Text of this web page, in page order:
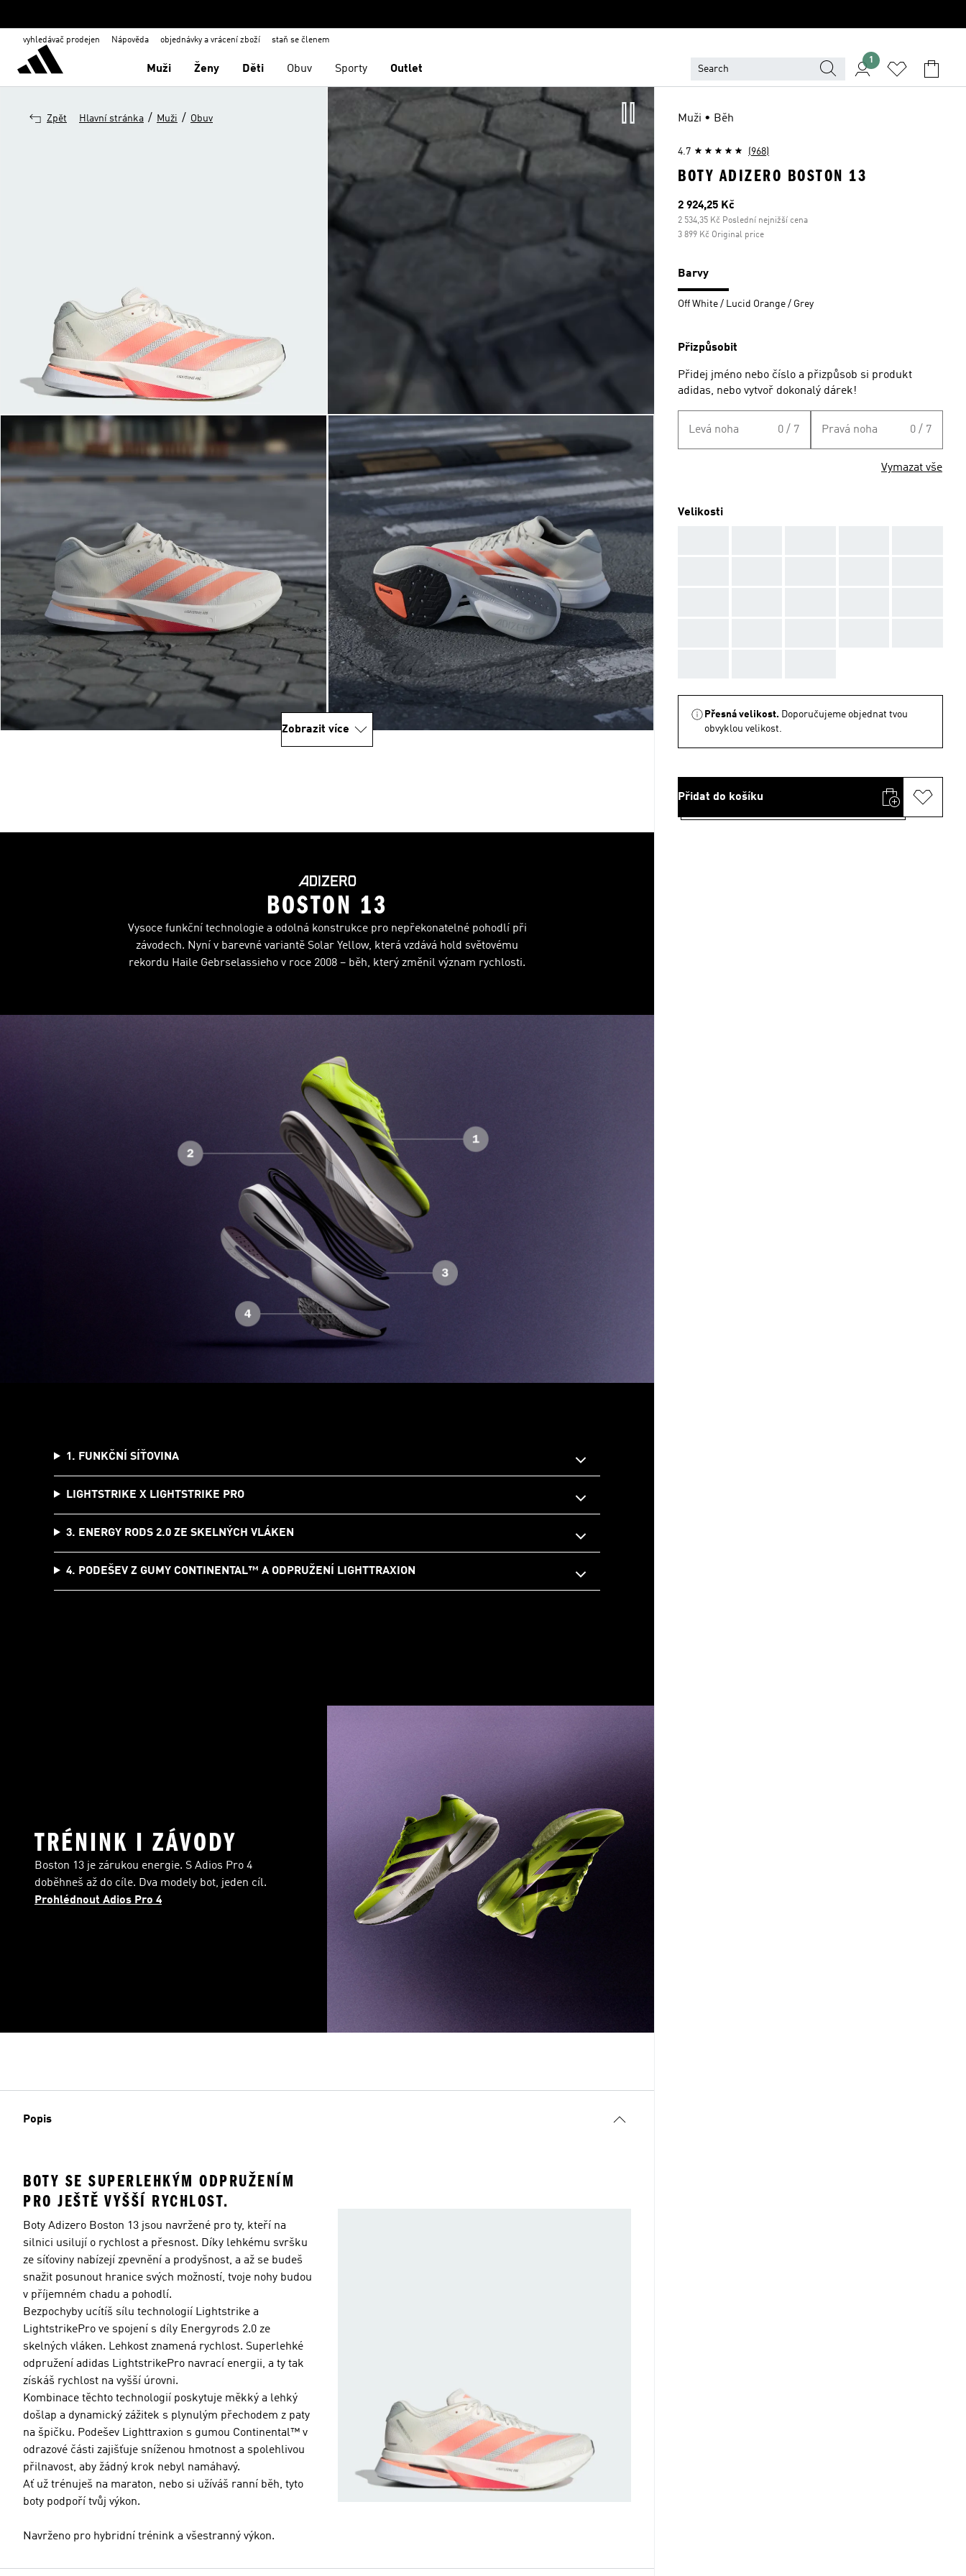
vyhledávač prodejen Nápověda objednávky a vrácení zboží staň se členem
Muži Ženy Děti Obuv Sporty Outlet
1
Zpět Hlavní stránka / Muži / Obuv
Zobrazit více
BOSTON 13
Vysoce funkční technologie a odolná konstrukce pro nepřekonatelné pohodlí při
závodech. Nyní v barevné variantě Solar Yellow, která vzdává hold světovému
rekordu Haile Gebrselassieho v roce 2008 – běh, který změnil význam rychlosti.
1. FUNKČNÍ SÍŤOVINA
LIGHTSTRIKE X LIGHTSTRIKE PRO
3. ENERGY RODS 2.0 ZE SKELNÝCH VLÁKEN
4. PODEŠEV Z GUMY CONTINENTAL™ A ODPRUŽENÍ LIGHTTRAXION
TRÉNINK I ZÁVODY
Boston 13 je zárukou energie. S Adios Pro 4
doběhneš až do cíle. Dva modely bot, jeden cíl.
Prohlédnout Adios Pro 4
Popis
BOTY SE SUPERLEHKÝM ODPRUŽENÍM
PRO JEŠTĚ VYŠŠÍ RYCHLOST.
Boty Adizero Boston 13 jsou navržené pro ty, kteří na
silnici usilují o rychlost a přesnost. Díky lehkému svršku
ze síťoviny nabízejí zpevnění a prodyšnost, a až se budeš
snažit posunout hranice svých možností, tvoje nohy budou
v příjemném chadu a pohodlí.
Bezpochyby ucítíš sílu technologií Lightstrike a
LightstrikePro ve spojení s díly Energyrods 2.0 ze
skelných vláken. Lehkost znamená rychlost. Superlehké
odpružení adidas LightstrikePro navrací energii, a ty tak
získáš rychlost na vyšší úrovni.
Kombinace těchto technologií poskytuje měkký a lehký
došlap a dynamický zážitek s plynulým přechodem z paty
na špičku. Podešev Lighttraxion s gumou Continental™ v
odrazové části zajišťuje sníženou hmotnost a spolehlivou
přilnavost, aby žádný krok nebyl namáhavý.
Ať už trénuješ na maraton, nebo si užíváš ranní běh, tyto
boty podpoří tvůj výkon.
Navrženo pro hybridní trénink a všestranný výkon.
Muži • Běh
4.7 (968)
BOTY ADIZERO BOSTON 13
Aktuální cena
2 924,25 Kč
2 534,35 Kč Poslední nejnižší cena
3 899 Kč Original price
Barvy
Off White / Lucid Orange / Grey
Přizpůsobit
Přidej jméno nebo číslo a přizpůsob si produkt
adidas, nebo vytvoř dokonalý dárek!
Levá noha 0 / 7 Pravá noha 0 / 7
Vymazat vše
Velikosti
Přesná velikost. Doporučujeme objednat tvou
obvyklou velikost.
Přidat do košíku